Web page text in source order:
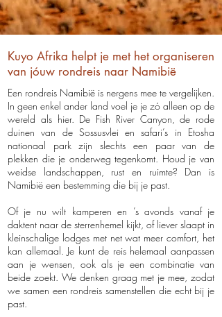
Kuyo Afrika helpt je met het organiseren
van jóuw rondreis naar Namibië
Een rondreis Namibië is nergens mee te vergelijken.
In geen enkel ander land voel je je zó alleen op de
wereld als hier. De Fish River Canyon, de rode
duinen van de Sossusvlei en safari’s in Etosha
nationaal park zijn slechts een paar van de
plekken die je onderweg tegenkomt. Houd je van
weidse landschappen, rust en ruimte? Dan is
Namibië een bestemming die bij je past.
Of je nu wilt kamperen en ’s avonds vanaf je
daktent naar de sterrenhemel kijkt, of liever slaapt in
kleinschalige lodges met net wat meer comfort, het
kan allemaal. Je kunt de reis helemaal aanpassen
aan je wensen, ook als je een combinatie van
beide zoekt. We denken graag met je mee, zodat
we samen een rondreis samenstellen die echt bij je
past.